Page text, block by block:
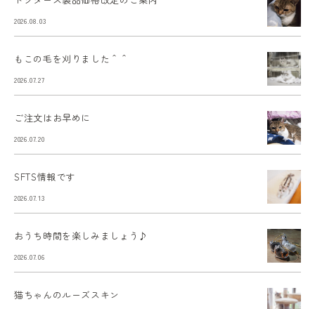
2026.08.03
もこの毛を刈りました＾＾
2026.07.27
ご注文はお早めに
2026.07.20
SFTS情報です
2026.07.13
おうち時間を楽しみましょう♪
2026.07.06
猫ちゃんのルーズスキン